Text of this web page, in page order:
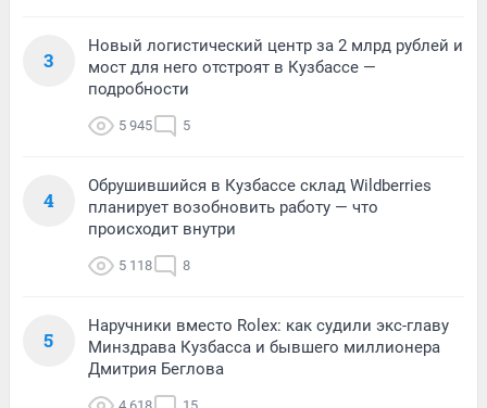
3
Новый логистический центр за 2 млрд рублей и
мост для него отстроят в Кузбассе —
подробности
5 945 5
4
Обрушившийся в Кузбассе склад Wildberries
планирует возобновить работу — что
происходит внутри
5 118 8
5
Наручники вместо Rolex: как судили экс-главу
Минздрава Кузбасса и бывшего миллионера
Дмитрия Беглова